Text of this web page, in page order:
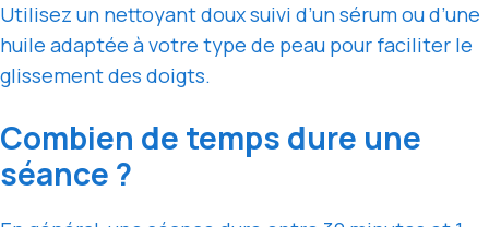
Utilisez un nettoyant doux suivi d’un sérum ou d’une
huile adaptée à votre type de peau pour faciliter le
glissement des doigts.
Combien de temps dure une
séance ?